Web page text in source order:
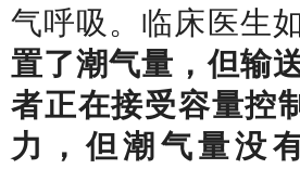
气呼吸。临床医生
置了潮气量，但输
者正在接受容量控
力，但潮气量没